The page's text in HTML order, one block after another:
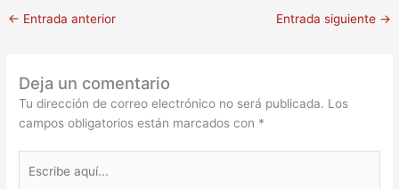
← Entrada anterior Entrada siguiente →
Deja un comentario
Tu dirección de correo electrónico no será publicada. Los
campos obligatorios están marcados con *
aquí...